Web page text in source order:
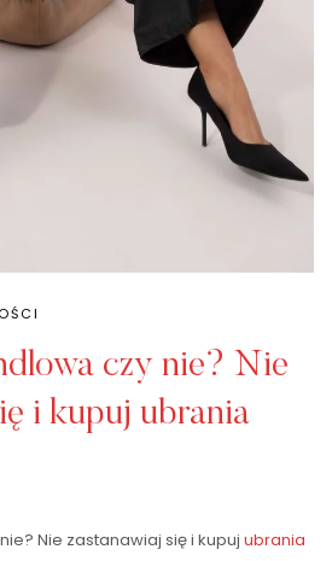
czy nie? Nie
i kupuj ubrania
Nie zastanawiaj się i kupuj ubrania